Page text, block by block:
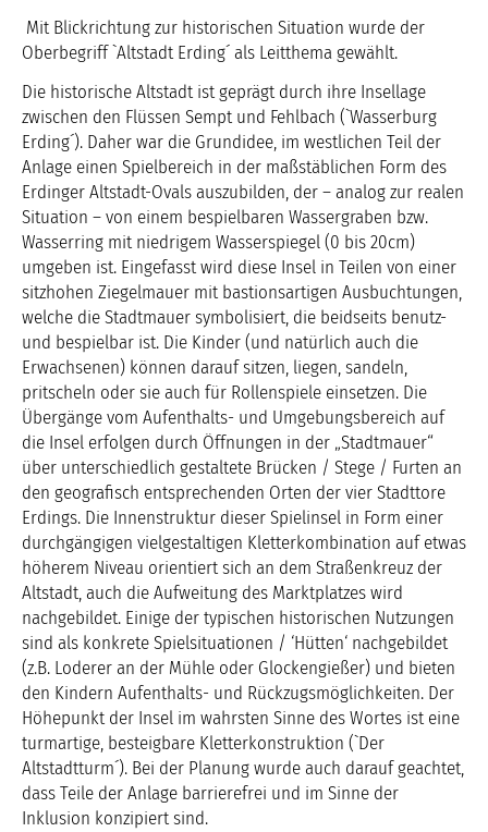
Mit Blickrichtung zur historischen Situation wurde der
Oberbegriff `Altstadt Erding´ als Leitthema gewählt.
Die historische Altstadt ist geprägt durch ihre Insellage
zwischen den Flüssen Sempt und Fehlbach (`Wasserburg
Erding´). Daher war die Grundidee, im westlichen Teil der
Anlage einen Spielbereich in der maßstäblichen Form des
Erdinger Altstadt-Ovals auszubilden, der – analog zur realen
Situation – von einem bespielbaren Wassergraben bzw.
Wasserring mit niedrigem Wasserspiegel (0 bis 20cm)
umgeben ist. Eingefasst wird diese Insel in Teilen von einer
sitzhohen Ziegelmauer mit bastionsartigen Ausbuchtungen,
welche die Stadtmauer symbolisiert, die beidseits benutz-
und bespielbar ist. Die Kinder (und natürlich auch die
Erwachsenen) können darauf sitzen, liegen, sandeln,
pritscheln oder sie auch für Rollenspiele einsetzen. Die
Übergänge vom Aufenthalts- und Umgebungsbereich auf
die Insel erfolgen durch Öffnungen in der „Stadtmauer“
über unterschiedlich gestaltete Brücken / Stege / Furten an
den geografisch entsprechenden Orten der vier Stadttore
Erdings. Die Innenstruktur dieser Spielinsel in Form einer
durchgängigen vielgestaltigen Kletterkombination auf etwas
höherem Niveau orientiert sich an dem Straßenkreuz der
Altstadt, auch die Aufweitung des Marktplatzes wird
nachgebildet. Einige der typischen historischen Nutzungen
sind als konkrete Spielsituationen / ‘Hütten‘ nachgebildet
(z.B. Loderer an der Mühle oder Glockengießer) und bieten
den Kindern Aufenthalts- und Rückzugsmöglichkeiten. Der
Höhepunkt der Insel im wahrsten Sinne des Wortes ist eine
turmartige, besteigbare Kletterkonstruktion (`Der
Altstadtturm´). Bei der Planung wurde auch darauf geachtet,
dass Teile der Anlage barrierefrei und im Sinne der
Inklusion konzipiert sind.